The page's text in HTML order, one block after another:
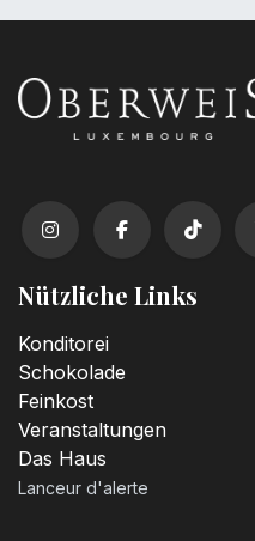
Nützliche Links
Konditorei
Schokolade
Feinkost
Veranstaltungen
Das Haus
Lanceur d'alerte